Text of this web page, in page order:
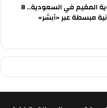
تغيير صورة هوية المقيم في السعودية.. 8
مبسطة عبر «أبشر»